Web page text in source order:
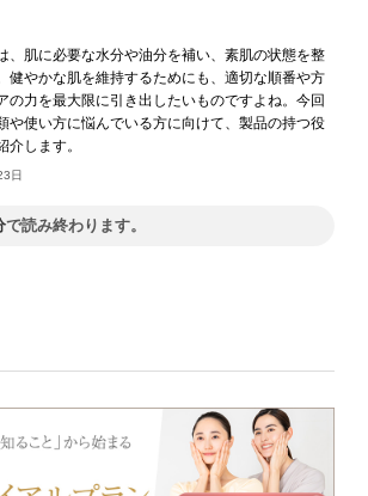
、肌に必要な水分や油分を補い、素肌の状態を整
健やかな肌を維持するためにも、適切な順番や方
の力を最大限に引き出したいものですよね。今回
や使い方に悩んでいる方に向けて、製品の持つ役
介します。
日
で読み終わります。